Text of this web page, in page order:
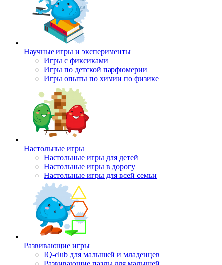
Научные игры и эксперименты
Игры с фиксиками
Игры по детской парфюмерии
Игры опыты по химии по физике
Настольные игры
Настольные игры для детей
Настольные игры в дорогу
Настольные игры для всей семьи
Развивающие игры
IQ-club для малышей и младенцев
Развивающие пазлы для малышей